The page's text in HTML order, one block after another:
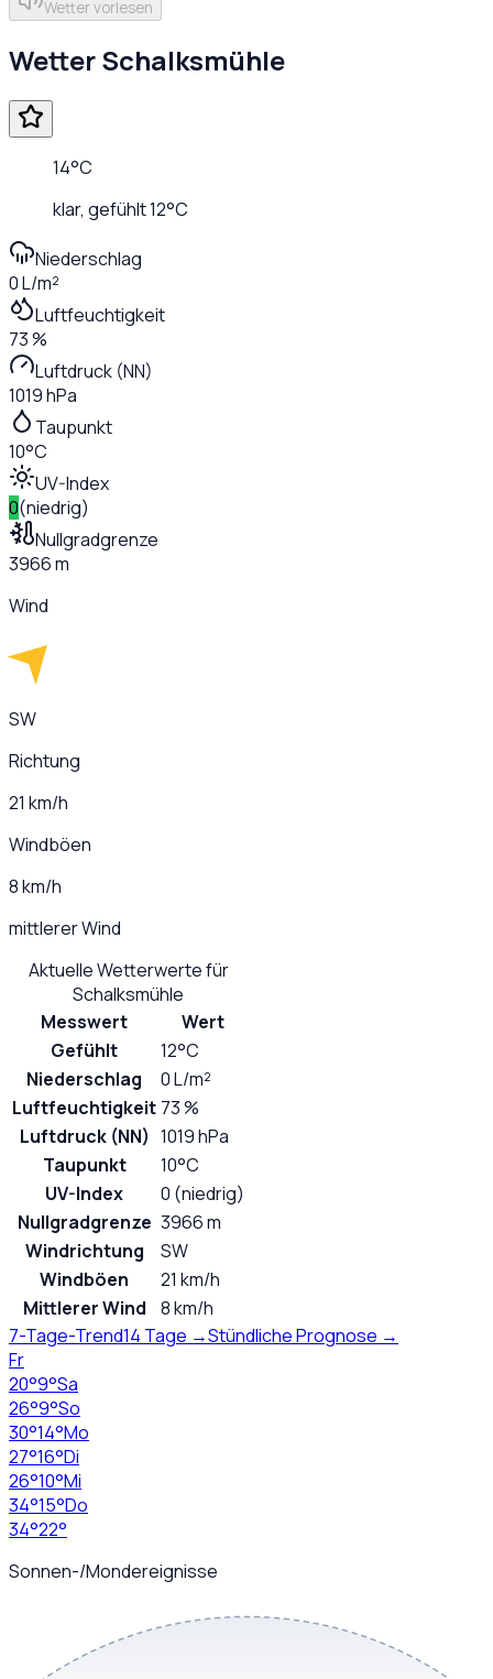
Wetter vorlesen
WetterSchalksmühle
14°C
klar, gefühlt12°C
Niederschlag
0 L/m²
Luftfeuchtigkeit
73 %
Luftdruck (NN)
1019 hPa
Taupunkt
10°C
UV-Index
0(niedrig)
Nullgradgrenze
3966 m
Wind
SW
Richtung
21 km/h
Windböen
8 km/h
mittlerer Wind
Aktuelle Wetterwerte für
Schalksmühle
Messwert
Wert
Gefühlt
12°C
Niederschlag
0 L/m²
Luftfeuchtigkeit 73 %
Luftdruck (NN) 1019 hPa
Taupunkt
10°C
UV-Index
0 (niedrig)
Nullgradgrenze 3966 m
Windrichtung
SW
Windböen
21 km/h
Mittlerer Wind
8 km/h
7-Tage-Trend14 Tage →Stündliche Prognose →
Fr
20°9°Sa
26°9°So
30°14°Mo
27°16°Di
26°10°Mi
34°15°Do
34°22°
Sonnen-/Mondereignisse